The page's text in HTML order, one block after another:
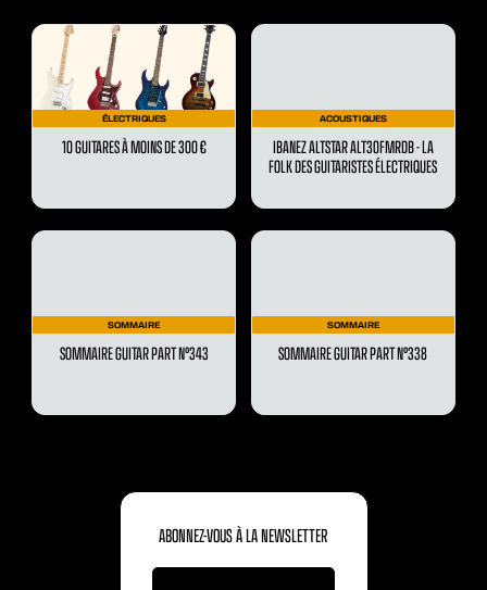
ÉLECTRIQUES
10 GUITARES À MOINS DE 300 €
ACOUSTIQUES
IBANEZ ALTSTAR ALT30FMRDB - LA
FOLK DES GUITARISTES ÉLECTRIQUES
SOMMAIRE
SOMMAIRE GUITAR PART N°343
SOMMAIRE
SOMMAIRE GUITAR PART N°338
ABONNEZ-VOUS À LA NEWSLETTER